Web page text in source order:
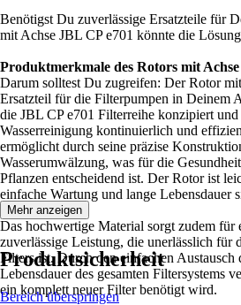
Benötigst Du zuverlässige Ersatzteile für
mit Achse JBL CP e701 könnte die
Produktmerkmale des Rotors mit Achse
Darum solltest Du zugreifen: Der Rotor
Ersatzteil für die Filterpumpen in Deinem
die JBL CP e701 Filterreihe konzipiert und
Wasserreinigung kontinuierlich und
ermöglicht durch seine präzise
Wasserumwälzung, was für die
Pflanzen entscheidend ist. Der Rotor ist
einfache Wartung und lange Lebensdauer
Das hochwertige Material sorgt zudem für
zuverlässige Leistung, die unerlässlich für
Filters ist. Durch den einfachen Austausch
Lebensdauer des gesamten Filtersystems
ein komplett neuer Filter benötigt wird.
Mehr anzeigen
Produktsicherheit
Bereich überspringen